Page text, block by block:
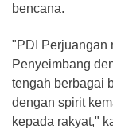
bencana.
"PDI Perjuangan
Penyeimbang
tengah berbagai
dengan spirit
kepada rakyat,"